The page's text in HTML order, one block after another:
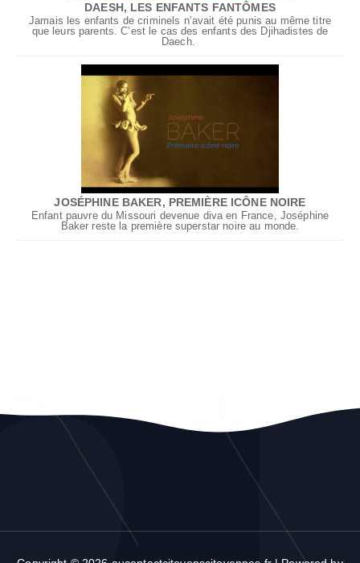
DAESH, LES ENFANTS FANTÔMES
Jamais les enfants de criminels n’avait été punis au même titre
que leurs parents. C’est le cas des enfants des Djihadistes de
Daech.
JOSÉPHINE BAKER, PREMIÈRE ICÔNE NOIRE
Enfant pauvre du Missouri devenue diva en France, Joséphine
Baker reste la première superstar noire au monde.